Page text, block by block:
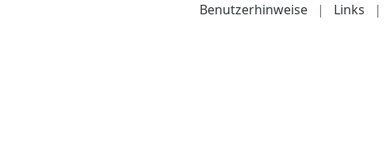
Benutzerhinweise | Links |